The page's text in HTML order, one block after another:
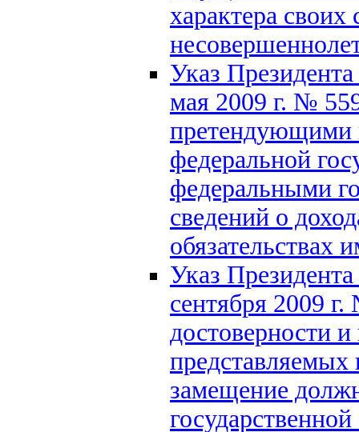
характера своих
Указ
мая 2009 г. №
претендующими
федеральной
федеральными
сведений о
обязательствах
Указ
сентября 2009
достоверности
замещение